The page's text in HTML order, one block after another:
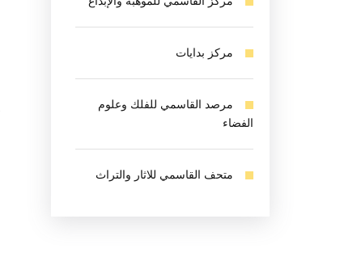
مركز بدايات
مرصد القاسمي للفلك وعلوم
الفضاء
متحف القاسمي للاثار والتراث